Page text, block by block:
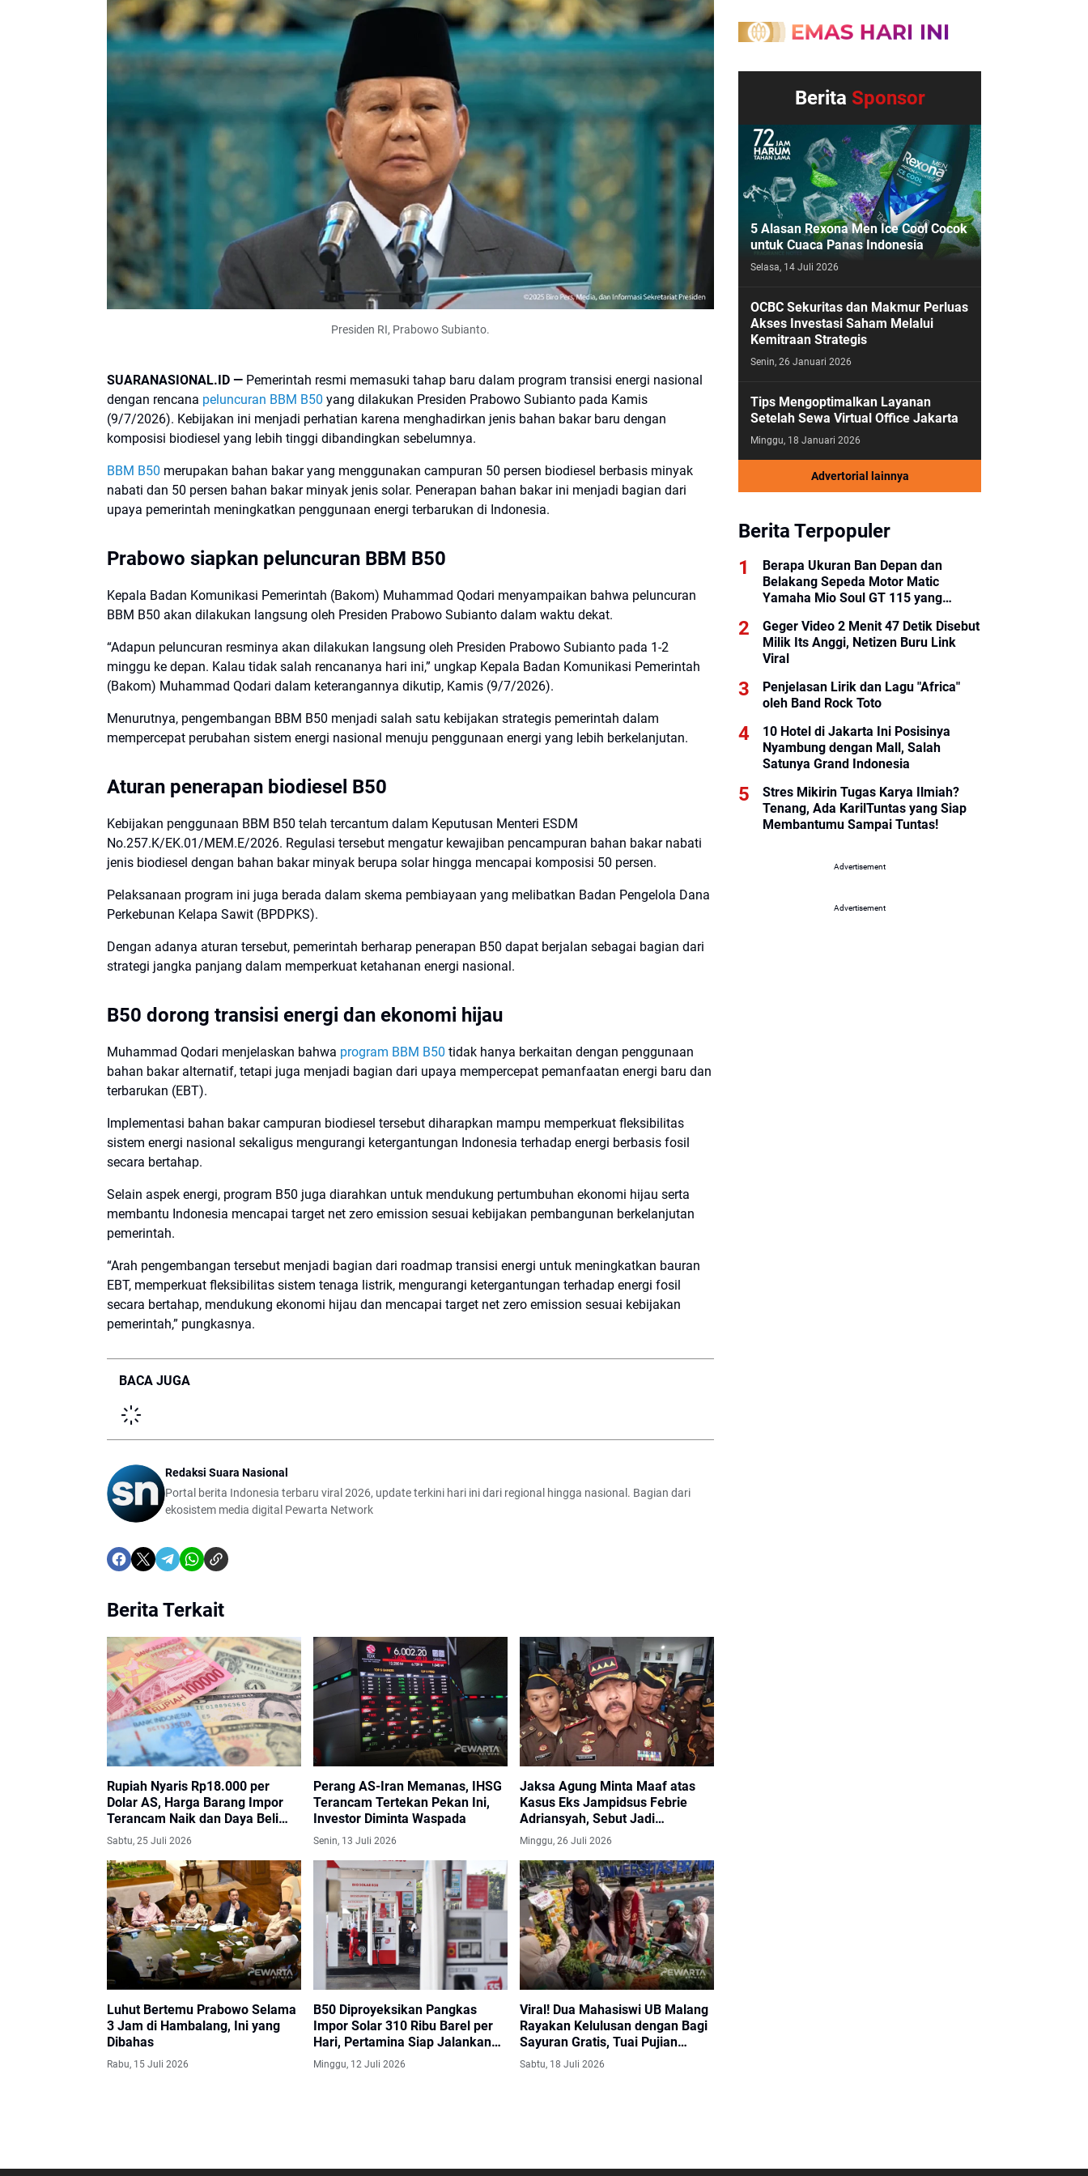
Presiden RI, Prabowo Subianto.
SUARANASIONAL.ID — Pemerintah resmi memasuki tahap baru dalam program transisi energi nasional
dengan rencana peluncuran BBM B50 yang dilakukan Presiden Prabowo Subianto pada Kamis
(9/7/2026). Kebijakan ini menjadi perhatian karena menghadirkan jenis bahan bakar baru dengan
komposisi biodiesel yang lebih tinggi dibandingkan sebelumnya.
BBM B50 merupakan bahan bakar yang menggunakan campuran 50 persen biodiesel berbasis minyak
nabati dan 50 persen bahan bakar minyak jenis solar. Penerapan bahan bakar ini menjadi bagian dari
upaya pemerintah meningkatkan penggunaan energi terbarukan di Indonesia.
Prabowo siapkan peluncuran BBM B50
Kepala Badan Komunikasi Pemerintah (Bakom) Muhammad Qodari menyampaikan bahwa peluncuran
BBM B50 akan dilakukan langsung oleh Presiden Prabowo Subianto dalam waktu dekat.
“Adapun peluncuran resminya akan dilakukan langsung oleh Presiden Prabowo Subianto pada 1-2
minggu ke depan. Kalau tidak salah rencananya hari ini,” ungkap Kepala Badan Komunikasi Pemerintah
(Bakom) Muhammad Qodari dalam keterangannya dikutip, Kamis (9/7/2026).
Menurutnya, pengembangan BBM B50 menjadi salah satu kebijakan strategis pemerintah dalam
mempercepat perubahan sistem energi nasional menuju penggunaan energi yang lebih berkelanjutan.
Aturan penerapan biodiesel B50
Kebijakan penggunaan BBM B50 telah tercantum dalam Keputusan Menteri ESDM
No.257.K/EK.01/MEM.E/2026. Regulasi tersebut mengatur kewajiban pencampuran bahan bakar nabati
jenis biodiesel dengan bahan bakar minyak berupa solar hingga mencapai komposisi 50 persen.
Pelaksanaan program ini juga berada dalam skema pembiayaan yang melibatkan Badan Pengelola Dana
Perkebunan Kelapa Sawit (BPDPKS).
Dengan adanya aturan tersebut, pemerintah berharap penerapan B50 dapat berjalan sebagai bagian dari
strategi jangka panjang dalam memperkuat ketahanan energi nasional.
B50 dorong transisi energi dan ekonomi hijau
Muhammad Qodari menjelaskan bahwa program BBM B50 tidak hanya berkaitan dengan penggunaan
bahan bakar alternatif, tetapi juga menjadi bagian dari upaya mempercepat pemanfaatan energi baru dan
terbarukan (EBT).
Implementasi bahan bakar campuran biodiesel tersebut diharapkan mampu memperkuat fleksibilitas
sistem energi nasional sekaligus mengurangi ketergantungan Indonesia terhadap energi berbasis fosil
secara bertahap.
Selain aspek energi, program B50 juga diarahkan untuk mendukung pertumbuhan ekonomi hijau serta
membantu Indonesia mencapai target net zero emission sesuai kebijakan pembangunan berkelanjutan
pemerintah.
“Arah pengembangan tersebut menjadi bagian dari roadmap transisi energi untuk meningkatkan bauran
EBT, memperkuat fleksibilitas sistem tenaga listrik, mengurangi ketergantungan terhadap energi fosil
secara bertahap, mendukung ekonomi hijau dan mencapai target net zero emission sesuai kebijakan
pemerintah,” pungkasnya.
BACA JUGA
Redaksi Suara Nasional
Portal berita Indonesia terbaru viral 2026, update terkini hari ini dari regional hingga nasional. Bagian dari
ekosistem media digital Pewarta Network
Berita Terkait
Rupiah Nyaris Rp18.000 per
Dolar AS, Harga Barang Impor
Terancam Naik dan Daya Beli
Masyarakat Tertekan
Sabtu, 25 Juli 2026
Perang AS-Iran Memanas, IHSG
Terancam Tertekan Pekan Ini,
Investor Diminta Waspada
Senin, 13 Juli 2026
Jaksa Agung Minta Maaf atas
Kasus Eks Jampidsus Febrie
Adriansyah, Sebut Jadi
Momentum Pembenahan
Kejaksaan
Minggu, 26 Juli 2026
Luhut Bertemu Prabowo Selama
3 Jam di Hambalang, Ini yang
Dibahas
Rabu, 15 Juli 2026
B50 Diproyeksikan Pangkas
Impor Solar 310 Ribu Barel per
Hari, Pertamina Siap Jalankan
Transisi
Minggu, 12 Juli 2026
Viral! Dua Mahasiswi UB Malang
Rayakan Kelulusan dengan Bagi
Sayuran Gratis, Tuai Pujian
Warganet
Sabtu, 18 Juli 2026
Berita Sponsor
5 Alasan Rexona Men Ice Cool Cocok
untuk Cuaca Panas Indonesia
Selasa, 14 Juli 2026
OCBC Sekuritas dan Makmur Perluas
Akses Investasi Saham Melalui
Kemitraan Strategis
Senin, 26 Januari 2026
Tips Mengoptimalkan Layanan
Setelah Sewa Virtual Office Jakarta
Minggu, 18 Januari 2026
Advertorial lainnya
Berita Terpopuler
Berapa Ukuran Ban Depan dan
Belakang Sepeda Motor Matic
Yamaha Mio Soul GT 115 yang
Geger Video 2 Menit 47 Detik Disebut
Milik Its Anggi, Netizen Buru Link
Viral
Penjelasan Lirik dan Lagu "Africa"
oleh Band Rock Toto
10 Hotel di Jakarta Ini Posisinya
Nyambung dengan Mall, Salah
Satunya Grand Indonesia
Stres Mikirin Tugas Karya Ilmiah?
Tenang, Ada KarilTuntas yang Siap
Membantumu Sampai Tuntas!
Advertisement
Advertisement